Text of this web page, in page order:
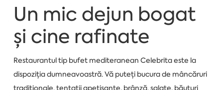
Un mic dejun bogat
și cine rafinate
Restaurantul tip bufet mediteranean Celebrita este la
dispoziția dumneavoastră. Vă puteți bucura de mâncăruri
tradiționale, tentații apetisante, brânză, salate, băuturi